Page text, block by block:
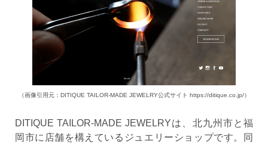
（画像引用元：DITIQUE TAILOR-MADE JEWELRY公式サイト https://ditique.co.jp/）
DITIQUE TAILOR-MADE JEWELRYは、北九州市と福
岡市に店舗を構えているジュエリーショップです。同